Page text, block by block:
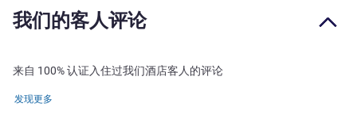
我们的客人评论
来自 100% 认证入住过我们酒店客人的评论
发现更多